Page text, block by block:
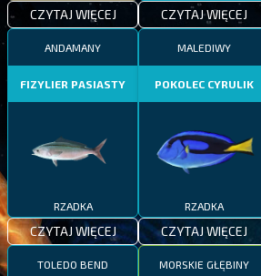
CZYTAJ WIĘCEJ CZYTAJ WIĘCEJ
ANDAMANY
FIZYLIER PASIASTY
RZADKA
CZYTAJ WIĘCEJ
MALEDIWY
POKOLEC CYRULIK
RZADKA
CZYTAJ WIĘCEJ
TOLEDO BEND MORSKIE GŁĘBINY